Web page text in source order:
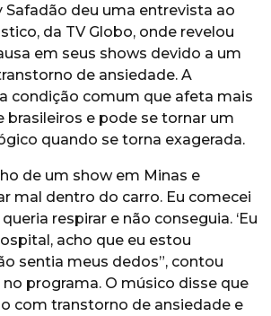
Safadão deu uma entrevista ao
da TV Globo, onde revelou
em seus shows devido a um
de ansiedade. A
condição comum que afeta mais
brasileiros e pode se tornar um
quando se torna exagerada.
de um show em Minas e
mal dentro do carro. Eu comecei
respirar e não conseguia. ‘Eu
acho que eu estou
sentia meus dedos”, contou
programa. O músico disse que
com transtorno de ansiedade e